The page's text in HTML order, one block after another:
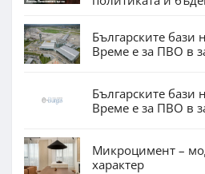
Българските бази
Време е за ПВО в
Българските бази
Време е за ПВО в
Микроцимент –
характер